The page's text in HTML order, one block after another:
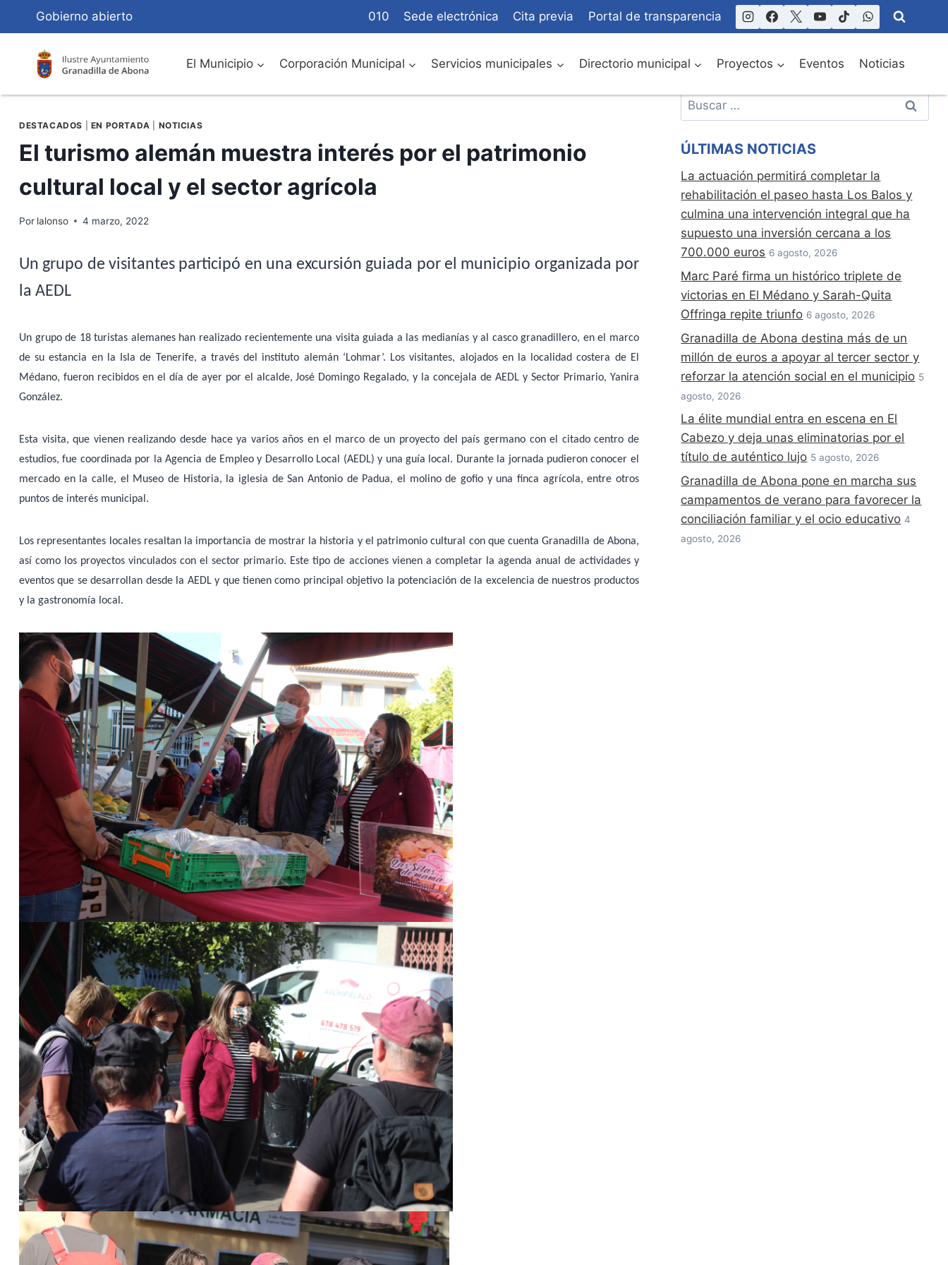
Contenido
Gobierno abierto 010 Sede electrónica Cita previa Portal de transparencia
El Municipio Corporación Municipal Servicios municipales Directorio municipal Proyectos Eventos Noticias
DESTACADOS EN PORTADA NOTICIAS
El turismo alemán muestra interés por el patrimonio
cultural local y el sector agrícola
Por lalonso 4 marzo, 2022
Un grupo de visitantes participó en una excursión guiada por el municipio organizada por
la AEDL
Un grupo de 18 turistas alemanes han realizado recientemente una visita guiada a las medianías y al casco granadillero, en el marco
de su estancia en la Isla de Tenerife, a través del instituto alemán ‘Lohmar’. Los visitantes, alojados en la localidad costera de El
Médano, fueron recibidos en el día de ayer por el alcalde, José Domingo Regalado, y la concejala de AEDL y Sector Primario, Yanira
González.
Esta visita, que vienen realizando desde hace ya varios años en el marco de un proyecto del país germano con el citado centro de
estudios, fue coordinada por la Agencia de Empleo y Desarrollo Local (AEDL) y una guía local. Durante la jornada pudieron conocer el
mercado en la calle, el Museo de Historia, la iglesia de San Antonio de Padua, el molino de gofio y una finca agrícola, entre otros
puntos de interés municipal.
Los representantes locales resaltan la importancia de mostrar la historia y el patrimonio cultural con que cuenta Granadilla de Abona,
así como los proyectos vinculados con el sector primario. Este tipo de acciones vienen a completar la agenda anual de actividades y
eventos que se desarrollan desde la AEDL y que tienen como principal objetivo la potenciación de la excelencia de nuestros productos
y la gastronomía local.
Buscar:
ÚLTIMAS NOTICIAS
La actuación permitirá completar la
rehabilitación el paseo hasta Los Balos y
culmina una intervención integral que ha
supuesto una inversión cercana a los
700.000 euros 6 agosto, 2026
Marc Paré firma un histórico triplete de
victorias en El Médano y Sarah-Quita
Offringa repite triunfo 6 agosto, 2026
Granadilla de Abona destina más de un
millón de euros a apoyar al tercer sector y
reforzar la atención social en el municipio 5
agosto, 2026
La élite mundial entra en escena en El
Cabezo y deja unas eliminatorias por el
título de auténtico lujo 5 agosto, 2026
Granadilla de Abona pone en marcha sus
campamentos de verano para favorecer la
conciliación familiar y el ocio educativo 4
agosto, 2026